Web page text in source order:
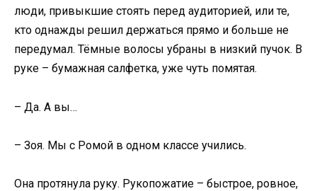
люди, привыкшие стоять перед аудиторией, или те,
кто однажды решил держаться прямо и больше не
передумал. Тёмные волосы убраны в низкий пучок. В
руке – бумажная салфетка, уже чуть помятая.
– Да. А вы…
– Зоя. Мы с Ромой в одном классе учились.
Она протянула руку. Рукопожатие – быстрое, ровное,